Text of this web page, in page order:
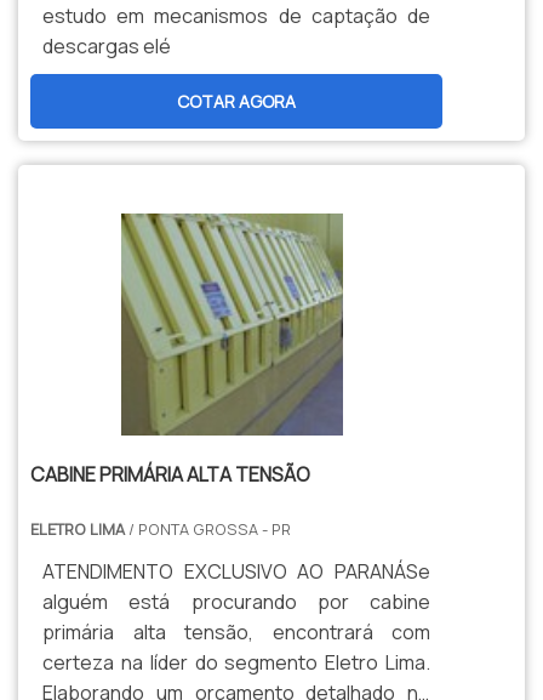
estudo em mecanismos de captação de
descargas elé
COTAR AGORA
CABINE PRIMÁRIA ALTA TENSÃO
ELETRO LIMA/ PONTA GROSSA - PR
ATENDIMENTO EXCLUSIVO AO PARANÁSe
alguém está procurando por cabine
primária alta tensão, encontrará com
certeza na líder do segmento Eletro Lima.
Elaborando um orçamento detalhado no